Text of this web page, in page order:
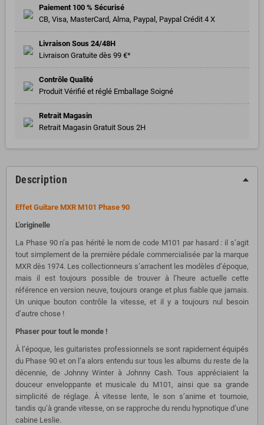
Paiement 100 % Sécurisé
CB, Visa, MasterCard, Alma, Paypal, Paypal Crédit 4 X
Livraison Sous 24/48H
Livraison Gratuite dès 99 €*
Contrôle Qualité
Produit Vérifié et réglé Emballage Soigné
Retrait Magasin
Retrait Magasin Gratuit Sous 2H
Description
Effet Guitare MXR M101 Phase 90
L’originelle
La Phase 90 n’a pas hérité le nom de code M101 par hasard : il s’agit
tout simplement de la première pédale commercialisée par la marque
MXR dès 1974. Les collectionneurs s’arrachent les modèles d’époque,
mais il est toujours possible de trouver à l’heure actuelle cette
référence en version neuve, toujours orange et plus fiable que jamais.
Un unique bouton contrôle la vitesse, et il y a toujours nul besoin
d’autre chose !
Phaser pour tout le monde !
À l’époque, les guitaristes professionnels se sont rapidement équipés
du Phase 90 et on l’a alors entendu sur tous les albums du reste de la
décennie, de Johnny Winter à Johnny Cash. Tous appréciaient la
douceur enveloppante et musicale du M101, ainsi que sa grande
simplicité de réglage. À vitesse lente, le son s’anime et tournoie,
tandis qu’à grande vitesse, on se rapproche du rendu hypnotique d’une
cabine Leslie.